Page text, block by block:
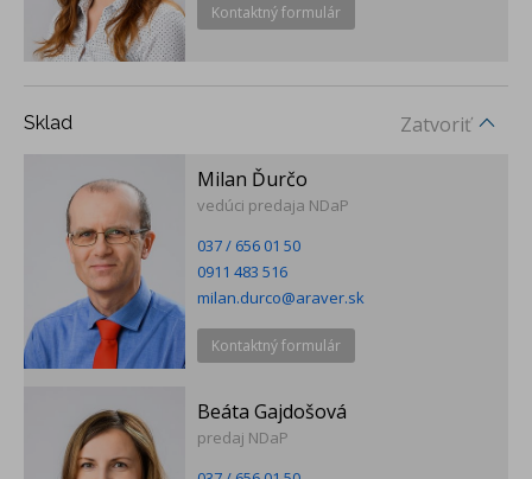
Kontaktný formulár
Zatvoriť
Sklad
Milan Ďurčo
vedúci predaja NDaP
037 / 656 01 50
0911 483 516
milan.durco@araver.sk
Kontaktný formulár
Beáta Gajdošová
predaj NDaP